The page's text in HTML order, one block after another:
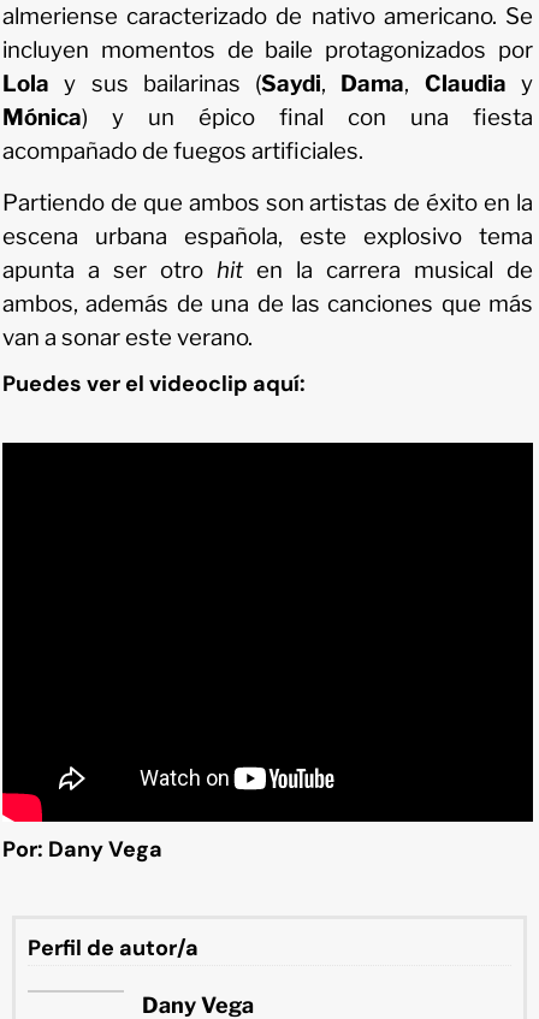
almeriense caracterizado de nativo americano. Se
incluyen momentos de baile protagonizados por
Lola y sus bailarinas (Saydi, Dama, Claudia y
Mónica) y un épico final con una fiesta
acompañado de fuegos artificiales.
Partiendo de que ambos son artistas de éxito en la
escena urbana española, este explosivo tema
apunta a ser otro hiten la carrera musical de
ambos, además de una de las canciones que más
van a sonar este verano.
Puedes ver el videoclip aquí:
Por: Dany Vega
Perfil de autor/a
Dany Vega